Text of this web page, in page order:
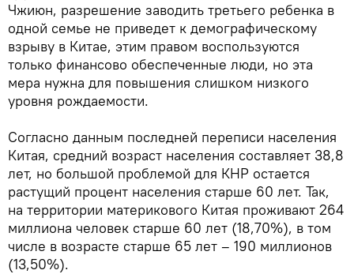
Чжиюн, разрешение заводить третьего ребенка в
одной семье не приведет к демографическому
взрыву в Китае, этим правом воспользуются
только финансово обеспеченные люди, но эта
мера нужна для повышения слишком низкого
уровня рождаемости.
Согласно данным последней переписи населения
Китая, средний возраст населения составляет 38,8
лет, но большой проблемой для КНР остается
растущий процент населения старше 60 лет. Так,
на территории материкового Китая проживают 264
миллиона человек старше 60 лет (18,70%), в том
числе в возрасте старше 65 лет – 190 миллионов
(13,50%).